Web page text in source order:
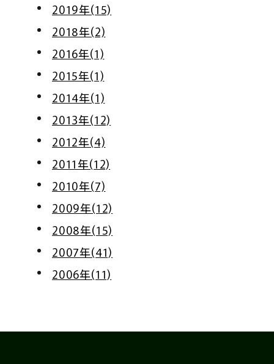
2019年(15)
2018年(2)
2016年(1)
2015年(1)
2014年(1)
2013年(12)
2012年(4)
2011年(12)
2010年(7)
2009年(12)
2008年(15)
2007年(41)
2006年(11)